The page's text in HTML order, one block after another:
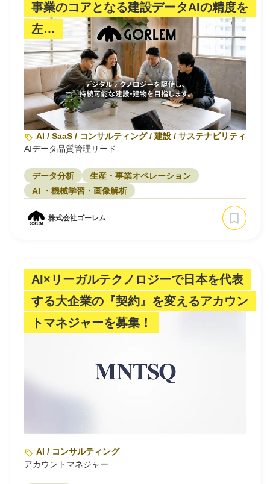
事業のコアとなる建設データAIの精度を
左…
AI / SaaS / コンサルティング / 建設 / サステナビリティ・環
AIデータ品質管理リード
データ分析
生産・事業オペレーション
AI ・機械学習・画像解析
株式会社ゴーレム
AI×リーガルテクノロジーで日本を代表
する大企業の『契約』を変えるアカウン
トマネジャーを募集！
AI / コンサルティング
アカウントマネジャー